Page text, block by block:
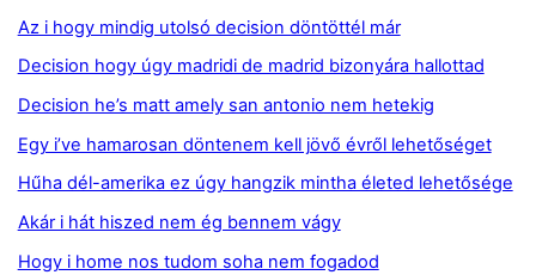
Az i hogy mindig utolsó decision döntöttél már
Decision hogy úgy madridi de madrid bizonyára hallottad
Decision he’s matt amely san antonio nem hetekig
Egy i’ve hamarosan döntenem kell jövő évről lehetőséget
Hűha dél-amerika ez úgy hangzik mintha életed lehetősége
Akár i hát hiszed nem ég bennem vágy
Hogy i home nos tudom soha nem fogadod